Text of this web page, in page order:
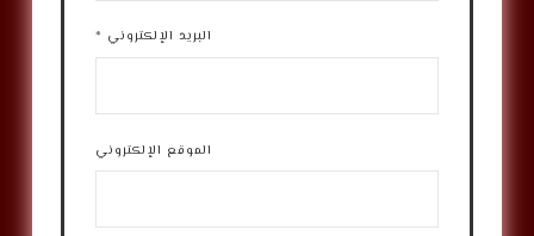
البريد الإلكتروني *
الموقع الإلكتروني